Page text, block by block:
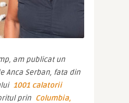
am publicat un
Anca Serban, fata din
1001 calatorii
prin Columbia,